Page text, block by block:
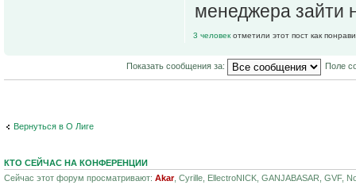
менеджера зайти
3 человек отметили этот пост как
Показать сообщения за: Поле
Вернуться в О Лиге
КТО СЕЙЧАС НА КОНФЕРЕНЦИИ
Сейчас этот форум просматривают: Akar, Cyrille, EllectroNICK, GANJABASAR, GVF,